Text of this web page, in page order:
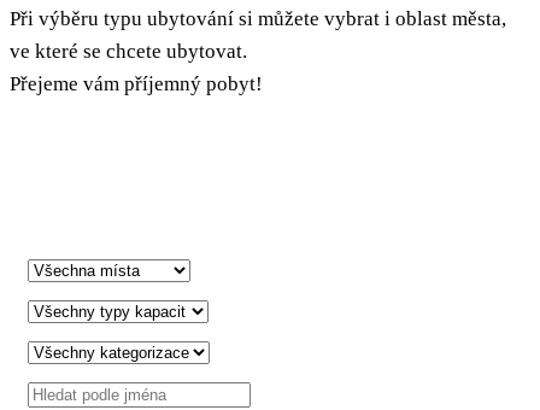
Multimédia
Safe in Dalmatia
Villa Nika, Kamberovo šetalište 30,
21216 Kaštel Stari, Hrvatska
Při výběru typu ubytování si můžete vybrat i oblast města,
ve které se chcete ubytovat.
Přejeme vám příjemný pobyt!